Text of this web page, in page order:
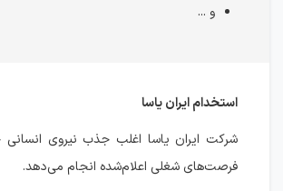
و ...
استخدام ایران یاسا
شرکت ایران یاسا اغلب جذب نیروی انسانی
فرصت‌های شغلی اعلام‌شده انجام می‌دهد.